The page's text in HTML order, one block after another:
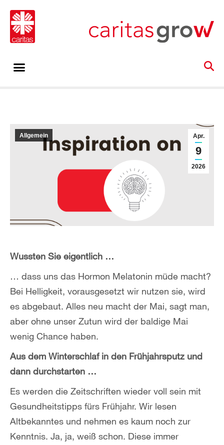
Apr.
9
2026
Allgemein
Wussten Sie eigentlich …
… dass uns das Hormon Melatonin müde macht?
Bei Helligkeit, vorausgesetzt wir nutzen sie, wird
es abgebaut. Alles neu macht der Mai, sagt man,
aber ohne unser Zutun wird der baldige Mai
wenig Chance haben.
Aus dem Winterschlaf in den Frühjahrsputz und
dann durchstarten …
Es werden die Zeitschriften wieder voll sein mit
Gesundheitstipps fürs Frühjahr. Wir lesen
Altbekanntes und nehmen es kaum noch zur
Kenntnis. Ja, ja, weiß schon. Diese immer